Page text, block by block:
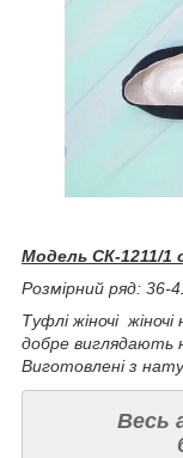
Модель СК-1211/1
Розмірний ряд: 36-
Туфлі жіночі
добре виглядають
Виготовлені з
Весь